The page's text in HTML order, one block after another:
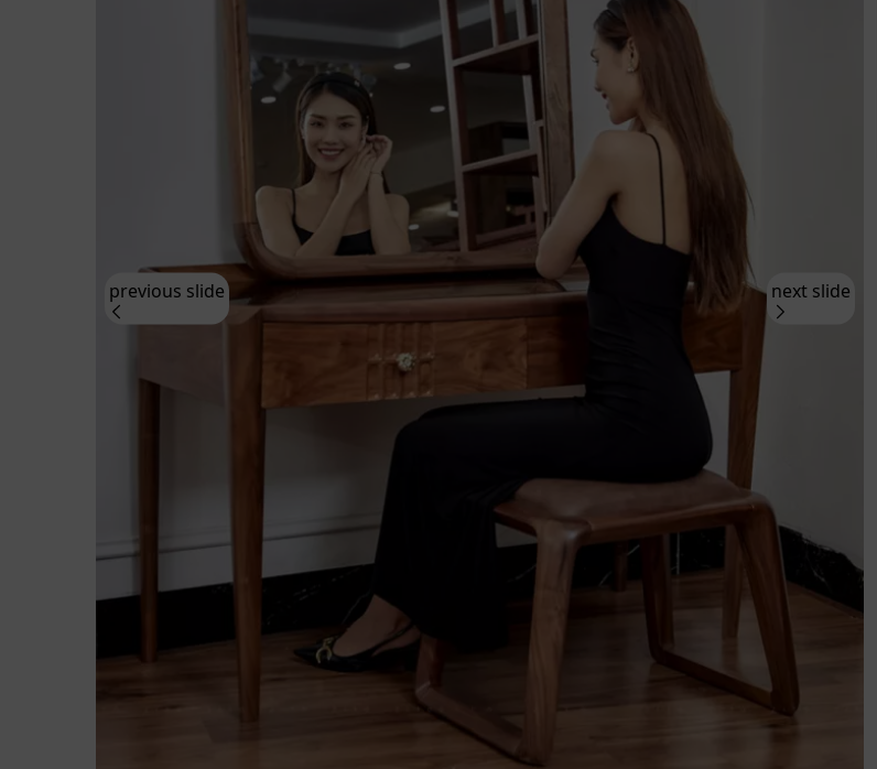
previous slide next slide